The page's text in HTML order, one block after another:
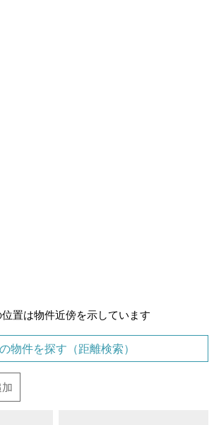
置は物件近傍を示しています
物件を探す（距離検索）